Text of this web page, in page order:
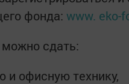
фонда: www. eko-
сдать:
и офисную технику,